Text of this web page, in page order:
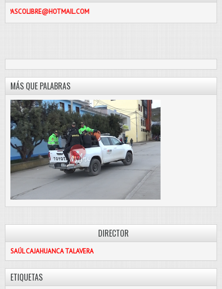
MÁS QUE PALABRAS
DIRECTOR
SAÚL CAJAHUANCA TALAVERA
ETIQUETAS